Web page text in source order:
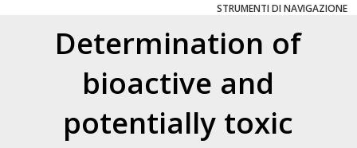
STRUMENTI DI NAVIGAZIONE
Determination of
bioactive and
potentially toxic